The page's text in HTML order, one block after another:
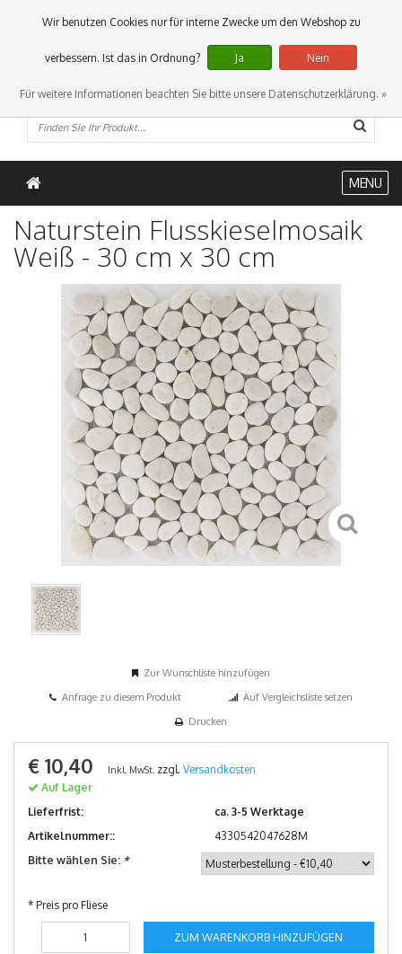
0 Artikel
MENU
Naturstein Flusskieselmosaik
Weiß - 30 cm x 30 cm
Zur Wunschliste hinzufügen
Anfrage zu diesem Produkt
Auf Vergleichsliste setzen
Drucken
€ 10,40 Inkl. MwSt. zzgl. Versandkosten
Auf Lager
Lieferfrist:
ca. 3-5 Werktage
Artikelnummer::
4330542047628M
Bitte wählen Sie: *
* Preis pro Fliese
ZUM WARENKORB HINZUFÜGEN
Wir benutzen Cookies nur für interne Zwecke um den Webshop zu
verbessern. Ist das in Ordnung? Ja Nein
Für weitere Informationen beachten Sie bitte unsere Datenschutzerklärung. »